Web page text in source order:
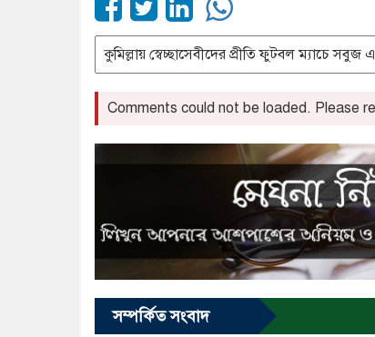
Comments could not be loaded. Please
সম্পর্কিত সংবাদ